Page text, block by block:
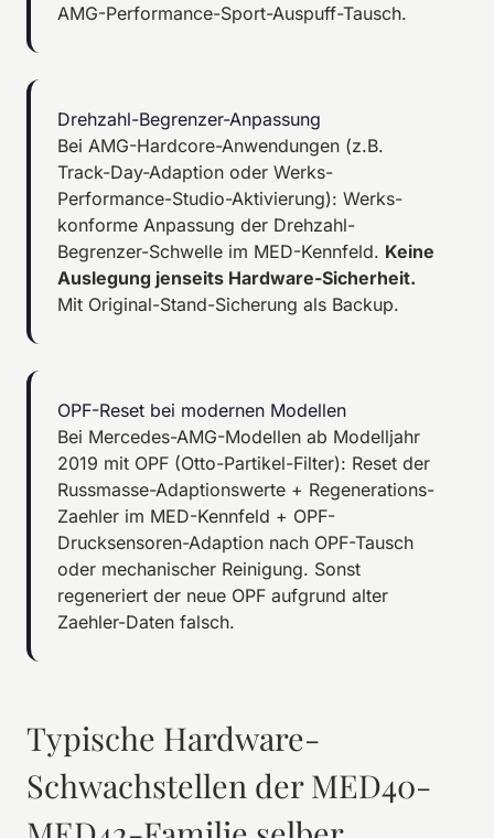
AMG-Performance-Sport-Auspuff-Tausch.
Drehzahl-Begrenzer-Anpassung
Bei AMG-Hardcore-Anwendungen (z.B.
Track-Day-Adaption oder Werks-
Performance-Studio-Aktivierung): Werks-
konforme Anpassung der Drehzahl-
Begrenzer-Schwelle im MED-Kennfeld. Keine
Auslegung jenseits Hardware-Sicherheit.
Mit Original-Stand-Sicherung als Backup.
OPF-Reset bei modernen Modellen
Bei Mercedes-AMG-Modellen ab Modelljahr
2019 mit OPF (Otto-Partikel-Filter): Reset der
Russmasse-Adaptionswerte + Regenerations-
Zaehler im MED-Kennfeld + OPF-
Drucksensoren-Adaption nach OPF-Tausch
oder mechanischer Reinigung. Sonst
regeneriert der neue OPF aufgrund alter
Zaehler-Daten falsch.
Typische Hardware-
Schwachstellen der MED40-